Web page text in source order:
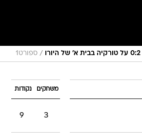
/ ספורט1
משחקים נקודות
3
9